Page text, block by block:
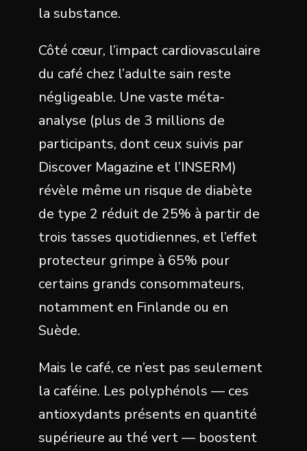
la substance.
Côté cœur, l’impact cardiovasculaire
du café chez l’adulte sain reste
négligeable. Une vaste méta-
analyse (plus de 3 millions de
participants, dont ceux suivis par
Discover Magazine et l’INSERM)
révèle même un risque de diabète
de type 2 réduit de 25% à partir de
trois tasses quotidiennes, et l’effet
protecteur grimpe à 65% pour
certains grands consommateurs,
notamment en Finlande ou en
Suède.
Mais le café, ce n’est pas seulement
la caféine. Les polyphénols — ces
antioxydants présents en quantité
supérieure au thé vert — boostent